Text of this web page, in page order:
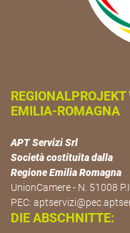
REGIONALPROJEKT
EMILIA-ROMAGNA
APT Servizi Srl
Società costituita dalla
Regione Emilia Romagna
UnionCamere - N. 51008
PEC:
DIE ABSCHNITTE: